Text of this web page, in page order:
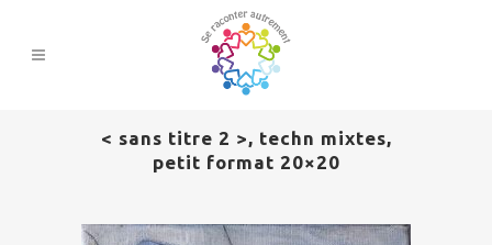
< sans titre 2 >, techn mixtes,
petit format 20×20